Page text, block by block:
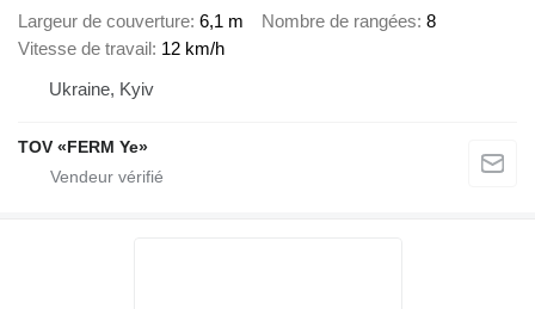
Largeur de couverture 6,1 m Nombre de rangées 8
Vitesse de travail 12 km/h
Ukraine, Kyiv
TOV «FERM Ye»